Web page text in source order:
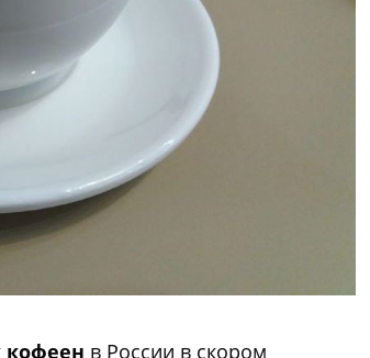
кофеен в России в скором